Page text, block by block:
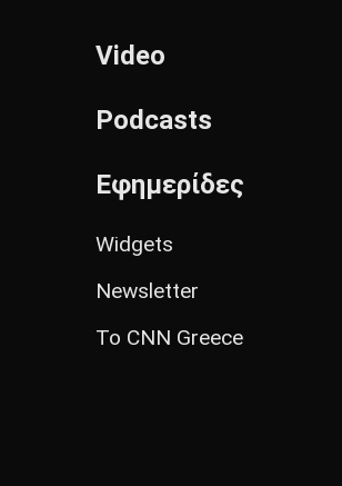
Video
Podcasts
Εφημερίδες
Widgets
Newsletter
Το CNN Greece